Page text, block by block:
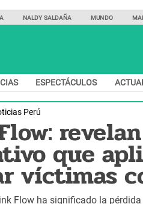
NALDY SALDAÑA MUNDO
ESPECTÁCULOS
Perú
que
víctimas
Flow ha significado la